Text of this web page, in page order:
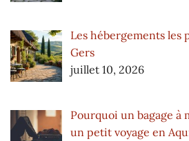
Les hébergements les
Gers
juillet 10, 2026
Pourquoi un bagage à
un petit voyage en